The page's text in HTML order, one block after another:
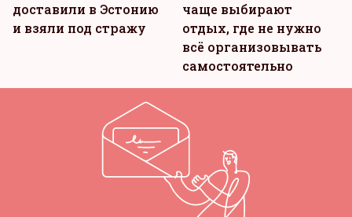
доставили в Эстонию
и взяли под стражу
чаще выбирают
отдых, где не нужно
всё организовывать
самостоятельно